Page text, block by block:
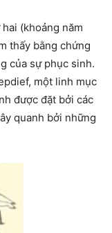
(khoảng năm
thấy bằng chứng
của sự phục sinh.
một linh mục
được đặt bởi các
quanh bởi những